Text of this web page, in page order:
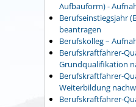
Aufbauform) -
Berufseinstiegsjahr
beantragen
Berufskolleg –
Berufskraftfahrer-
Grundqualifikation
Berufskraftfahrer-
Weiterbildung
Berufskraftfahrer-